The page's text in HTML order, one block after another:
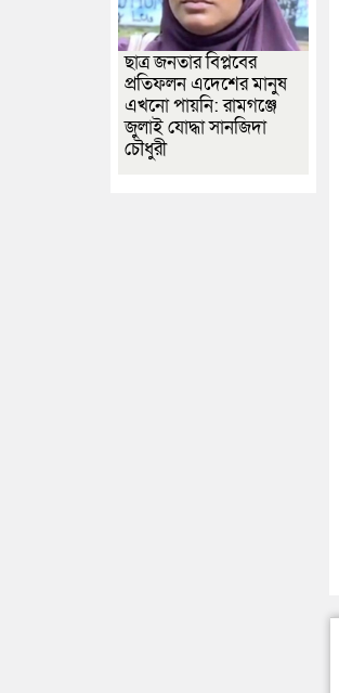
ছাত্র জনতার বিপ্লবের
প্রতিফলন এদেশের মানুষ
এখনো পায়নি: রামগঞ্জে
জুলাই যোদ্ধা সানজিদা
চৌধুরী